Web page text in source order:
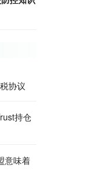
协议
持仓
意味着